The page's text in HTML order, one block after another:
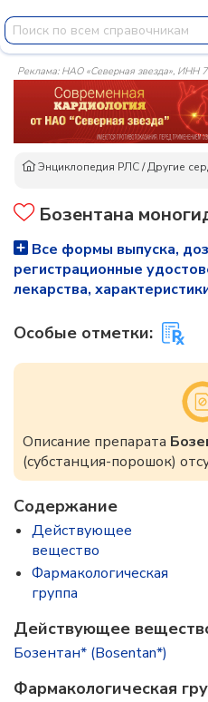
Реклама: НАО «Северная звезда», ИНН
Энциклопедия РЛС/Другие
Бозентана
Все формы выпуска,
регистрационные
лекарства,
Особые отметки:
Описание препарата
(субстанция-порошок)
Содержание
Действующее
вещество
Фармакологическая
группа
Действующее
Бозентан* (Bosentan*)
Фармакологическая